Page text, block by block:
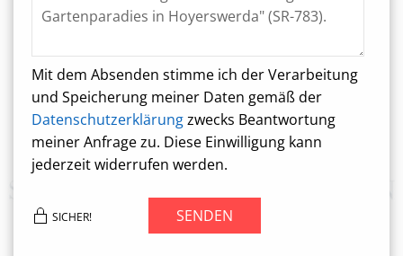
Mit dem Absenden stimme ich der Verarbeitung
und Speicherung meiner Daten gemäß der
Datenschutzerklärungzwecks Beantwortung
meiner Anfrage zu. Diese Einwilligung kann
jederzeit widerrufen werden.
SICHER! SENDEN